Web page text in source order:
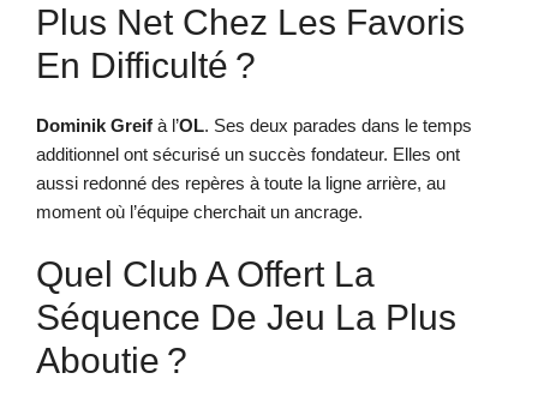
Plus Net Chez Les Favoris
En Difficulté ?
Dominik Greif à l’OL. Ses deux parades dans le temps
additionnel ont sécurisé un succès fondateur. Elles ont
aussi redonné des repères à toute la ligne arrière, au
moment où l’équipe cherchait un ancrage.
Quel Club A Offert La
Séquence De Jeu La Plus
Aboutie ?